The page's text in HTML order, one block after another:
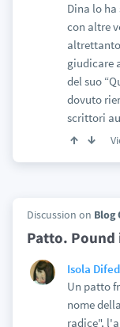
Dina lo
con altre
giudicare
del suo
dovuto
scrittori
Discussion on Blog
Patto. Pound
Isola
Un patto
nome
radice",